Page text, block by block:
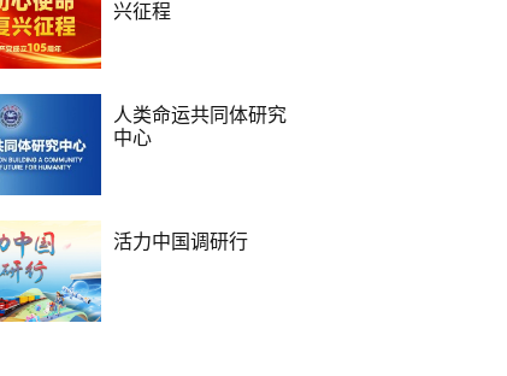
兴征程
人类命运共同体研究
中心
活力中国调研行